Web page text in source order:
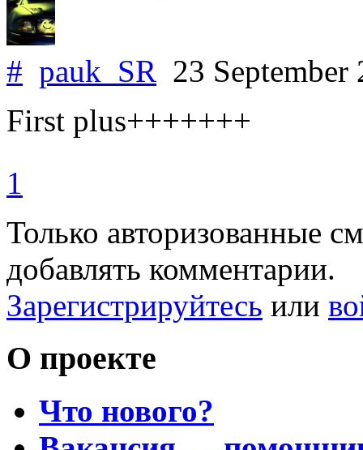
# pauk_SR 23
First plus+++++++
1
Только авторизованные
добавлять комментарии.
Зарегистрируйтесь или
О проекте
Что нового?